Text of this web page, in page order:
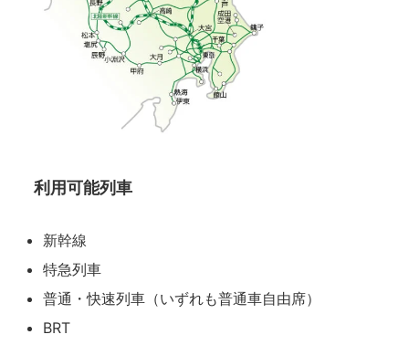
利用可能列車
新幹線
特急列車
普通・快速列車（いずれも普通車自由席）
BRT